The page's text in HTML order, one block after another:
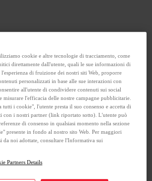
cookie e altre tecnologie di tracciamento, come
direttamente dall'utente, quali le sue informazioni di
di fruizione dei nostri siti Web, proporre
personalizzati in base alle sue interazioni con
all'utente di condividere contenuti sui social
misurare l'efficacia delle nostre campagne pubblicitarie.
tutti i cookie", l'utente presta il suo consenso e accetta di
con i nostri partner (link riportato sotto). L'utente può
di consenso in qualsiasi momento nella sezione
presente in fondo al nostro sito Web. Per maggiori
da noi adottate, consultare l'Informativa sui
Partners Details